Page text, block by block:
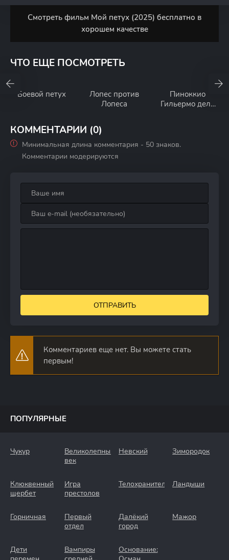
Смотреть фильм Мой петух (2025) бесплатно в
хорошем качестве
ЧТО ЕЩЕ ПОСМОТРЕТЬ
Боевой петух
Лопес против
Лопеса
Пиноккио
Гильермо дель
КОММЕНТАРИИ (0)
Минимальная длина комментария - 50 знаков.
Комментарии модерируются
ОТПРАВИТЬ
Комментариев еще нет. Вы можете стать
первым!
ПОПУЛЯРНЫЕ
Чукур
Великолепный
век
Невский Зимородок
Клюквенный
щербет
Игра
престолов
Телохранители Ландыши
Горничная
Первый
отдел
Далёкий
город
Мажор
Дети
Вампиры
Основание: